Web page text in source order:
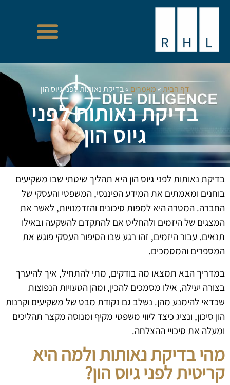
דף הבית»מאמרים »בדיקת נאותות לפני גיוס הון
בדיקת נאותות לפני
גיוס הון
בדיקת נאותות לפני גיוס הון היא תהליך שיטתי שבו משקיעים
בוחנים ומאמתים את המידע הפיננסי, המשפטי והעסקי של
החברה. המטרה היא למפות סיכונים והזדמנויות, לאשר את
המצגים של היזמים ולהחליט אם להתקדם להשקעה ובאילו
תנאים. עבור היזמים, זהו רגע שבו הסיפור העסקי פוגש את
המספרים והמסמכים.
במדריך הבא תמצאו מה בודקים, מתי להתחיל, איך להיערך
בצורה יעילה, אילו מסמכים להכין, ומהן הטעויות הנפוצות
שכדאי להימנע מהן. נשלב גם נקודת מבט של משקיעים וקרנות
הון סיכון, ונציג כיצד ליווי משפטי מקיף ומנוסה מקצר תהליכים
ומעלה את סיכויי ההצלחה.
מהי בדיקת נאותות ולמה היא
קריטית לפני גיוס הון?